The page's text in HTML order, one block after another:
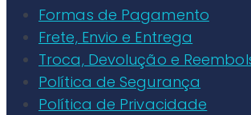
Formas de Pagamento
Frete, Envio e Entrega
Troca, Devolução e
Política de Segurança
Política de Privacidade